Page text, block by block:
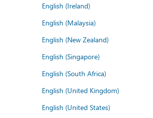
English (Ireland)
English (Malaysia)
English (New Zealand)
English (Singapore)
English (South Africa)
English (United Kingdom)
English (United States)